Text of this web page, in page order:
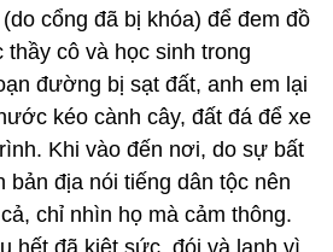
cổng đã bị khóa) để đem đồ
cô và học sinh trong
đường bị sạt đất, anh em lại
kéo cành cây, đất đá để xe
Khi vào đến nơi, do sự bất
bản địa nói tiếng dân tộc nên
chỉ nhìn họ mà cảm thông.
hết đã kiệt sức, đói và lạnh vì